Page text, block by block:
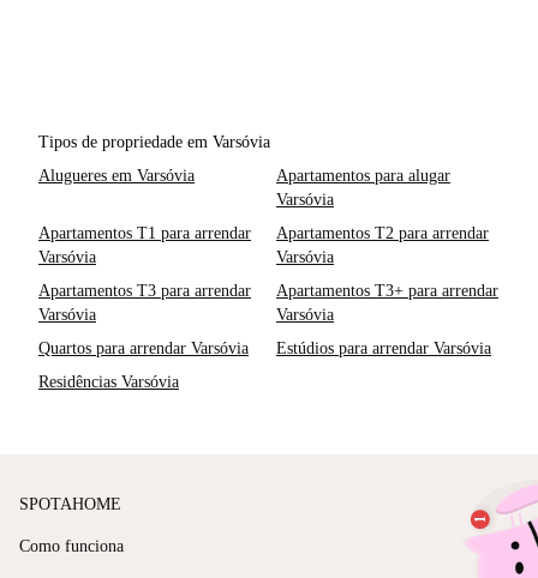
Tipos de propriedade em Varsóvia
Alugueres em Varsóvia
Apartamentos para alugar
Varsóvia
Apartamentos T1 para arrendar
Varsóvia
Apartamentos T2 para arrendar
Varsóvia
Apartamentos T3 para arrendar
Varsóvia
Apartamentos T3+ para arrendar
Varsóvia
Quartos para arrendar Varsóvia
Estúdios para arrendar Varsóvia
Residências Varsóvia
SPOTAHOME
Como funciona